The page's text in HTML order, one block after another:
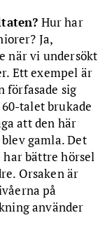
Hur har
Ja,
när vi undersökt
Ett exempel är
förfasade sig
talet brukade
att den här
gamla. Det
bättre hörsel
Orsaken är
på
använder